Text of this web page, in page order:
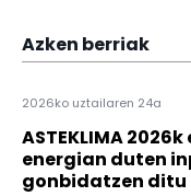
Azken berriak
2026ko uztailaren 24a
ASTEKLIMA
energian duten
gonbidatzen